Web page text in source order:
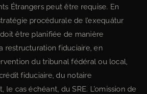
Étrangers peut être requise. En
procédurale de l’exequátur
être planifiée de manière
restructuration fiduciaire, en
du tribunal fédéral ou local,
fiduciaire, du notaire
le cas échéant, du SRE. L’omission de